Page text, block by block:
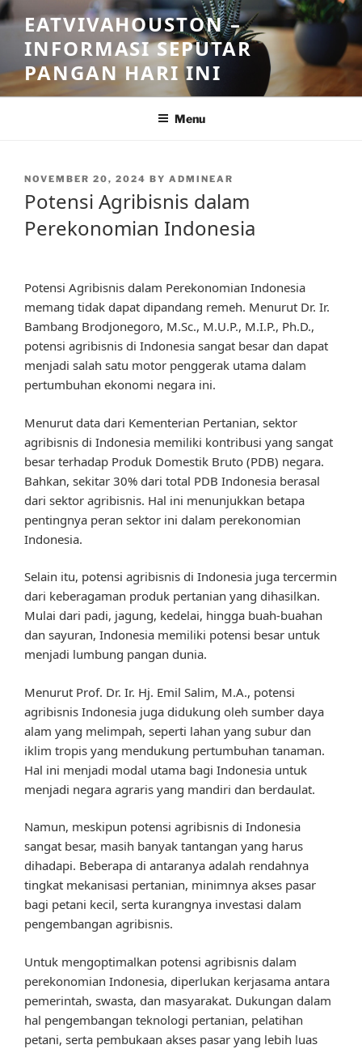
Skip
to
content
EATVIVAHOUSTON –
INFORMASI SEPUTAR
PANGAN HARI INI
Menu
POSTED
NOVEMBER 20, 2024 BY ADMINEAR
Potensi Agribisnis dalam
Perekonomian Indonesia
Potensi Agribisnis dalam Perekonomian Indonesia
memang tidak dapat dipandang remeh. Menurut Dr. Ir.
Bambang Brodjonegoro, M.Sc., M.U.P., M.I.P., Ph.D.,
potensi agribisnis di Indonesia sangat besar dan dapat
menjadi salah satu motor penggerak utama dalam
pertumbuhan ekonomi negara ini.
Menurut data dari Kementerian Pertanian, sektor
agribisnis di Indonesia memiliki kontribusi yang sangat
besar terhadap Produk Domestik Bruto (PDB) negara.
Bahkan, sekitar 30% dari total PDB Indonesia berasal
dari sektor agribisnis. Hal ini menunjukkan betapa
pentingnya peran sektor ini dalam perekonomian
Indonesia.
Selain itu, potensi agribisnis di Indonesia juga tercermin
dari keberagaman produk pertanian yang dihasilkan.
Mulai dari padi, jagung, kedelai, hingga buah-buahan
dan sayuran, Indonesia memiliki potensi besar untuk
menjadi lumbung pangan dunia.
Menurut Prof. Dr. Ir. Hj. Emil Salim, M.A., potensi
agribisnis Indonesia juga didukung oleh sumber daya
alam yang melimpah, seperti lahan yang subur dan
iklim tropis yang mendukung pertumbuhan tanaman.
Hal ini menjadi modal utama bagi Indonesia untuk
menjadi negara agraris yang mandiri dan berdaulat.
Namun, meskipun potensi agribisnis di Indonesia
sangat besar, masih banyak tantangan yang harus
dihadapi. Beberapa di antaranya adalah rendahnya
tingkat mekanisasi pertanian, minimnya akses pasar
bagi petani kecil, serta kurangnya investasi dalam
pengembangan agribisnis.
Untuk mengoptimalkan potensi agribisnis dalam
perekonomian Indonesia, diperlukan kerjasama antara
pemerintah, swasta, dan masyarakat. Dukungan dalam
hal pengembangan teknologi pertanian, pelatihan
petani, serta pembukaan akses pasar yang lebih luas